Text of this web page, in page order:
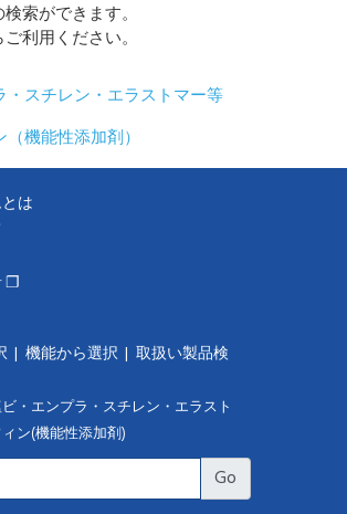
索ができます。
利用ください。
・スチレン・エラストマー等
機能性添加剤）
は
❐
| 機能から選択 | 取扱い製品検
・エンプラ・スチレン・エラスト
ン(機能性添加剤)
Go